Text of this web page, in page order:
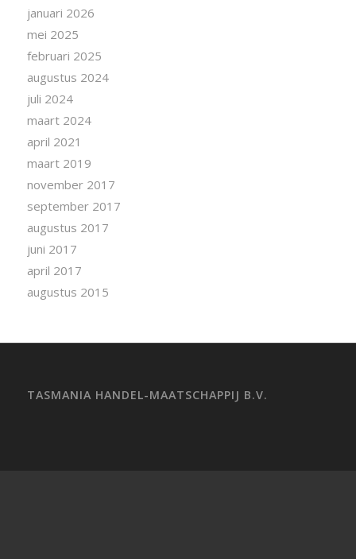
januari 2026
mei 2025
februari 2025
augustus 2024
juli 2024
maart 2024
april 2021
maart 2019
november 2017
september 2017
augustus 2017
juni 2017
april 2017
augustus 2015
TASMANIA HANDEL-MAATSCHAPPIJ B.V.